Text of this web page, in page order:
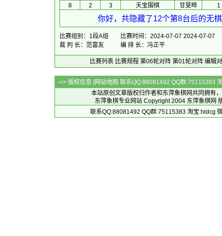
8
2 3 天宝围棋 甘旻晔 1
你好，共隐藏了12个第8台后的无
比赛组别：1段A组
比赛时间：2024-07-07 2024-07-07
裁 判 长：范富友
编 排 长：冯正平
比赛列表 比赛规程 第06轮对阵 第01轮对阵 编辑
-=> 版权信息 [网站地图 联系QQ:88081492 QQ群:75115383
本站原创文章版权归作者和 东萍象棋网共同拥有
东萍象棋专业网站 Copyright 2004 东萍象棋网
联系QQ:88081492 QQ群:75115383 淘宝:hldcg